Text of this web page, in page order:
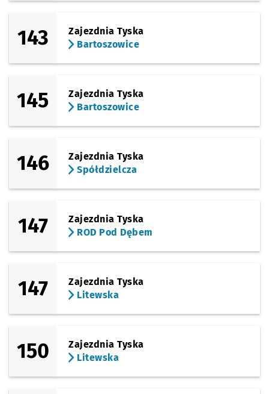
Pl. Grunwaldzki
143
Zajezdnia Tyska
Bartoszowice
145
Zajezdnia Tyska
Bartoszowice
146
Zajezdnia Tyska
Spółdzielcza
147
Zajezdnia Tyska
ROD Pod Dębem
147
Zajezdnia Tyska
Litewska
150
Zajezdnia Tyska
Litewska